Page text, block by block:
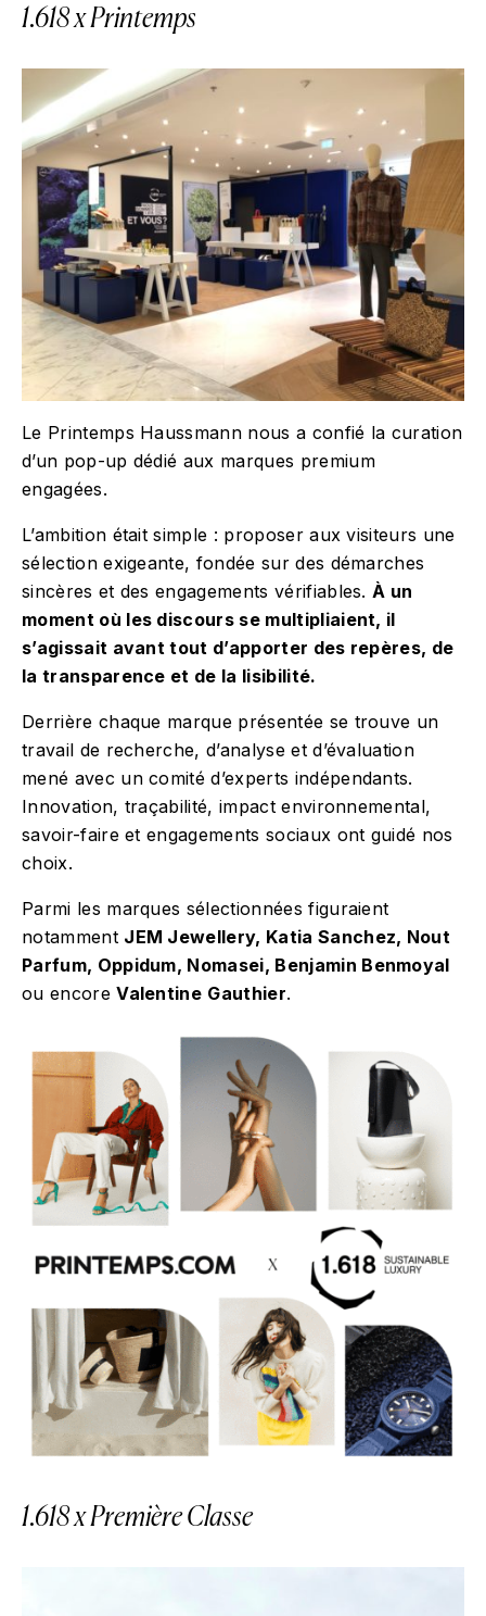
1.618 x Printemps
Le Printemps Haussmann nous a confié la curation
d’un pop-up dédié aux marques premium
engagées.
L’ambition était simple : proposer aux visiteurs une
sélection exigeante, fondée sur des démarches
sincères et des engagements vérifiables.À un
moment où les discours se multipliaient, il
s’agissait avant tout d’apporter des repères, de
la transparence et de la lisibilité.
Derrière chaque marque présentée se trouve un
travail de recherche, d’analyse et d’évaluation
mené avec un comité d’experts indépendants.
Innovation, traçabilité, impact environnemental,
savoir-faire et engagements sociaux ont guidé nos
choix.
Parmi les marques sélectionnées figuraient
notamment JEM Jewellery, Katia Sanchez, Nout
Parfum, Oppidum, Nomasei, Benjamin Benmoyal
ou encoreValentine Gauthier.
1.618 x Première Classe